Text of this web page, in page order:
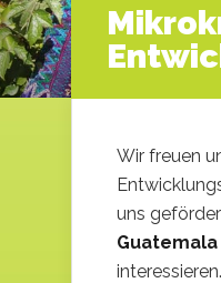
Wir freuen
uns
interessieren.